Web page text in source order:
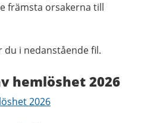
främsta orsakerna till
i nedanstående fil.
hemlöshet 2026
2026